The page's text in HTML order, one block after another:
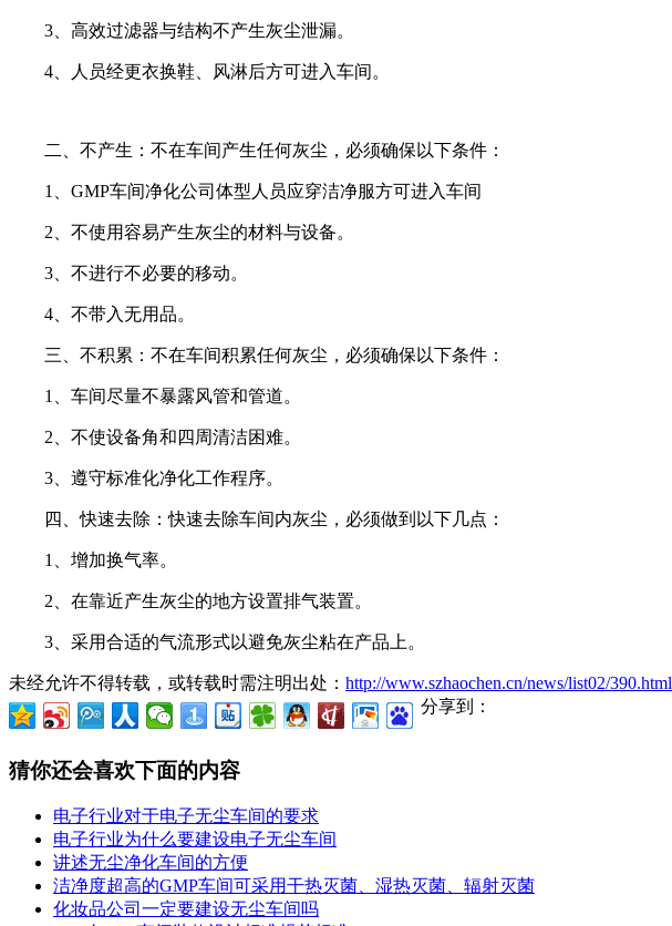
3、高效过滤器与结构不产生灰尘泄漏。
4、人员经更衣换鞋、风淋后方可进入车间。
二、不产生：不在车间产生任何灰尘，必须确保以下条件：
1、GMP车间净化公司体型人员应穿洁净服方可进入车间
2、不使用容易产生灰尘的材料与设备。
3、不进行不必要的移动。
4、不带入无用品。
三、不积累：不在车间积累任何灰尘，必须确保以下条件：
1、车间尽量不暴露风管和管道。
2、不使设备角和四周清洁困难。
3、遵守标准化净化工作程序。
四、快速去除：快速去除车间内灰尘，必须做到以下几点：
1、增加换气率。
2、在靠近产生灰尘的地方设置排气装置。
3、采用合适的气流形式以避免灰尘粘在产品上。
未经允许不得转载，或转载时需注明出处： http://www.szhaochen.cn/news/list02/390.html
分享到：
猜你还会喜欢下面的内容
电子行业对于电子无尘车间的要求
电子行业为什么要建设电子无尘车间
讲述无尘净化车间的方便
洁净度超高的GMP车间可采用干热灭菌、湿热灭菌、辐射灭菌
化妆品公司一定要建设无尘车间吗